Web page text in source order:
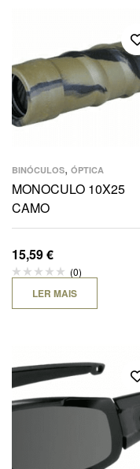
BINÓCULOS, ÓPTICA
MONOCULO 10X25
CAMO
15,59€
(0)
LER MAIS